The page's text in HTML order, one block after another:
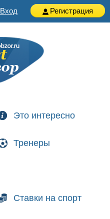
Вход Регистрация
Это интересно
Тренеры
Ставки на спорт